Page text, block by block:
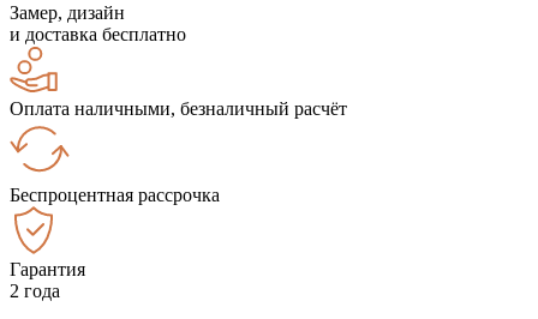
Замер, дизайн
и доставка бесплатно
Оплата наличными, безналичный расчёт
Беспроцентная рассрочка
Гарантия
2 года